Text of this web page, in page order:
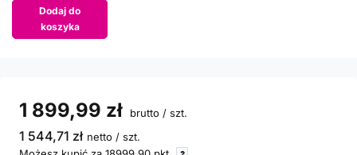
Dodaj do
koszyka
1 899,99 zł brutto / szt.
1 544,71 zł netto / szt.